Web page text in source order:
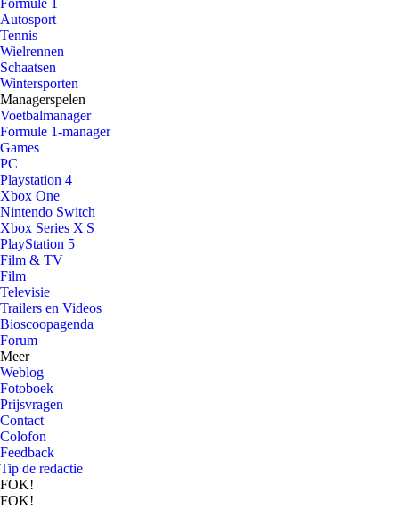
Formule 1
Autosport
Tennis
Wielrennen
Schaatsen
Wintersporten
Managerspelen
Voetbalmanager
Formule 1-manager
Games
PC
Playstation 4
Xbox One
Nintendo Switch
Xbox Series X|S
PlayStation 5
Film & TV
Film
Televisie
Trailers en Videos
Bioscoopagenda
Forum
Meer
Weblog
Fotoboek
Prijsvragen
Contact
Colofon
Feedback
Tip de redactie
FOK!
FOK!